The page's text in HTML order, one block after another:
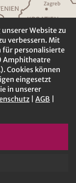
Zagreb
KROATIEN
Website zu
verbessern. Mit
für personalisierte
Amphitheatre
Cookies können
eingesetzt
in unserer
AGB